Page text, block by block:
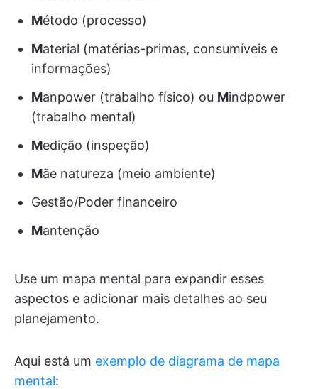
Método (processo)
Material (matérias-primas, consumíveis e
informações)
Manpower (trabalho físico) ou Mindpower
(trabalho mental)
Medição (inspeção)
Mãe natureza (meio ambiente)
Gestão/Poder financeiro
Mantenção
Use um mapa mental para expandir esses
aspectos e adicionar mais detalhes ao seu
planejamento.
Aqui está um exemplo de diagrama de mapa
mental: